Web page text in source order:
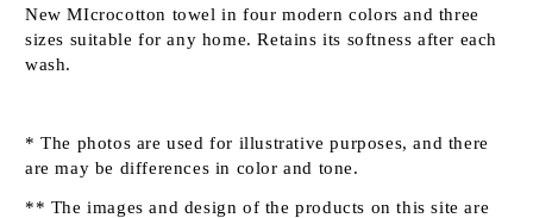
New MIcrocotton towel in four modern colors and three
sizes suitable for any home. Retains its softness after each
wash.
* The photos are used for illustrative purposes, and there
are may be differences in color and tone.
** The images and design of the products on this site are